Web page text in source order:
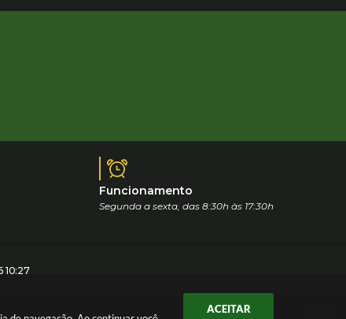
ACEITAR
Funcionamento
Segunda a sexta, das 8:30h às 17:30h
10:27